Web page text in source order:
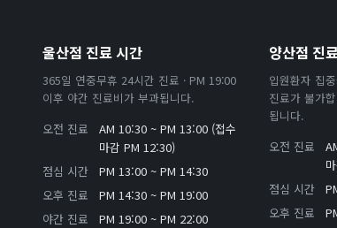
울산점 진료 시간
365일 연중무휴 24시간 진료 · PM 19:00
이후 야간 진료비가 부과됩니다.
오전 진료
AM 10:30 ~ PM 13:00 (접수
마감 PM 12:30)
점심 시간
PM 13:00 ~ PM 14:30
오후 진료
PM 14:30 ~ PM 19:00
야간 진료
PM 19:00 ~ PM 22:00
양산점 진
입원환자 집
진료가 불가
됩니다.
오전 진료
점심 시간
오후 진료